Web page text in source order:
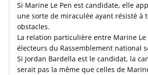
Si Marine Le Pen est candidate, elle
une sorte de miraculée ayant résisté à
obstacles.
La relation particulière entre Marine Le
électeurs du Rassemblement national
Si Jordan Bardella est le candidat, la
serait pas la même que celles de